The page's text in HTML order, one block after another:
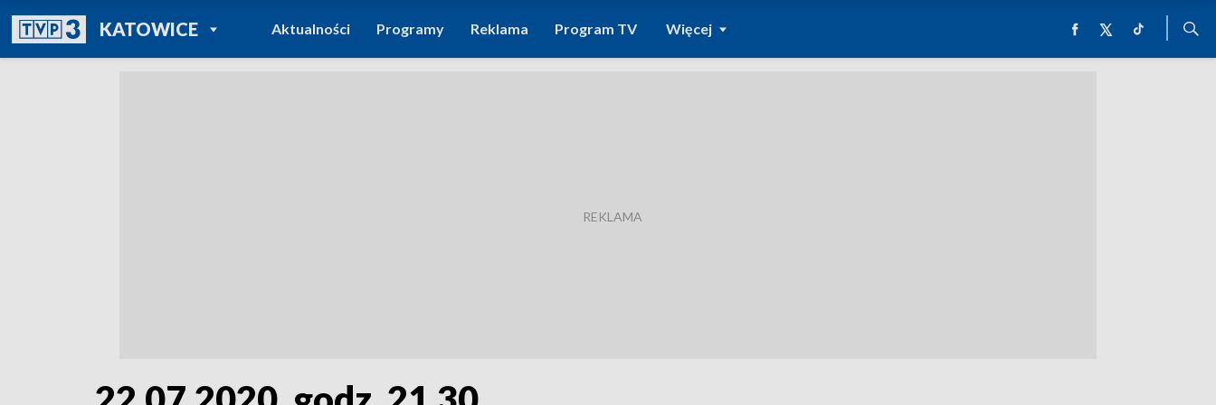
KATOWICEPOWRÓT DO
TVP REGIONY
Aktualności Programy Reklama Program TV Więcej